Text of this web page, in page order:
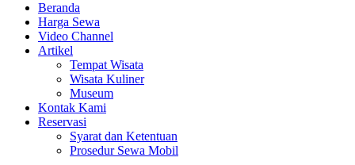
Beranda
Harga Sewa
Video Channel
Artikel
Tempat Wisata
Wisata Kuliner
Museum
Kontak Kami
Reservasi
Syarat dan Ketentuan
Prosedur Sewa Mobil